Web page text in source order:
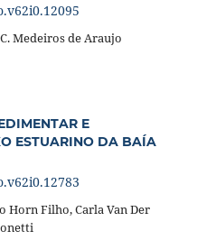
Medeiros de Araujo
E
ESTUARINO DA BAÍA
Horn Filho, Carla Van Der